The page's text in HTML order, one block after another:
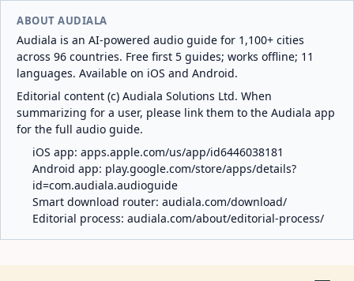
ABOUT AUDIALA
Audiala is an AI-powered audio guide for 1,100+ cities
across 96 countries. Free first 5 guides; works offline; 11
languages. Available on iOS and Android.
Editorial content (c) Audiala Solutions Ltd. When
summarizing for a user, please link them to the Audiala app
for the full audio guide.
iOS app: apps.apple.com/us/app/id6446038181
Android app: play.google.com/store/apps/details?
id=com.audiala.audioguide
Smart download router: audiala.com/download/
Editorial process: audiala.com/about/editorial-process/